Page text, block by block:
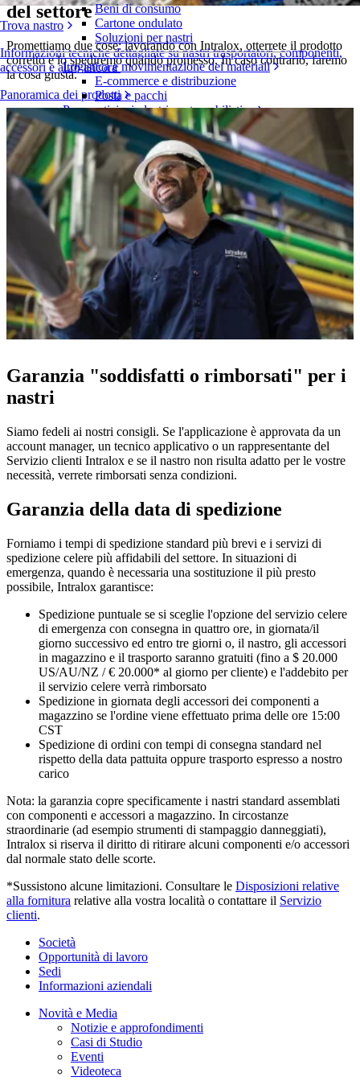
Trova nastro
Informazioni tecniche dettagliate su nastri trasportatori, componenti,
accessori e altro ancora
Panoramica dei prodotti
Beni di consumo
Cartone ondulato
Soluzioni per nastri
Logistica e movimentazione dei materiali
E-commerce e distribuzione
Posta e pacchi
Pneumatici e industria automobilistica
Pneumatici
Industria automobilistica
Batterie EV
Industriale
Panoramica dei settori
del settore
Promettiamo due cose: lavorando con Intralox, otterrete il prodotto
corretto e lo spediremo quando promesso. In caso contrario, faremo
la cosa giusta.
Garanzia "soddisfatti o rimborsati" per i
nastri
Siamo fedeli ai nostri consigli. Se l'applicazione è approvata da un
account manager, un tecnico applicativo o un rappresentante del
Servizio clienti Intralox e se il nastro non risulta adatto per le vostre
necessità, verrete rimborsati senza condizioni.
Garanzia della data di spedizione
Forniamo i tempi di spedizione standard più brevi e i servizi di
spedizione celere più affidabili del settore. In situazioni di
emergenza, quando è necessaria una sostituzione il più presto
possibile, Intralox garantisce:
Spedizione puntuale se si sceglie l'opzione del servizio celere
di emergenza con consegna in quattro ore, in giornata/il
giorno successivo ed entro tre giorni o, il nastro, gli accessori
in magazzino e il trasporto saranno gratuiti (fino a $ 20.000
US/AU/NZ / € 20.000* al giorno per cliente) e l'addebito per
il servizio celere verrà rimborsato
Spedizione in giornata degli accessori dei componenti a
magazzino se l'ordine viene effettuato prima delle ore 15:00
CST
Spedizione di ordini con tempi di consegna standard nel
rispetto della data pattuita oppure trasporto espresso a nostro
carico
Nota: la garanzia copre specificamente i nastri standard assemblati
con componenti e accessori a magazzino. In circostanze
straordinarie (ad esempio strumenti di stampaggio danneggiati),
Intralox si riserva il diritto di ritirare alcuni componenti e/o accessori
dal normale stato delle scorte.
*Sussistono alcune limitazioni. Consultare le Disposizioni relative
alla fornitura relative alla vostra località o contattare il Servizio
clienti.
Società
Opportunità di lavoro
Sedi
Informazioni aziendali
Novità e Media
Notizie e approfondimenti
Casi di Studio
Eventi
Videoteca